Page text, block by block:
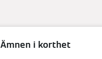
Ämnen i korthet